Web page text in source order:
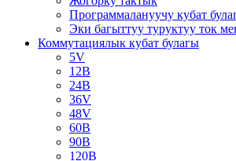
Программалануучу кубат
Эки багыттуу туруктуу ток
Коммутациялык кубат булагы
5V
12В
24В
36V
48V
60В
90В
120В